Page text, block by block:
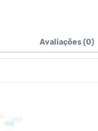
Avaliações (0)